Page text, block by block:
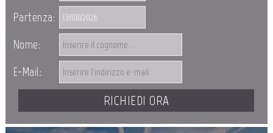
Partenza:
Nome:
E-Mail:
RICHIEDI ORA